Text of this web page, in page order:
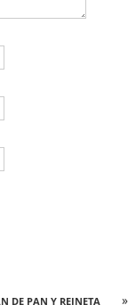
DE PAN Y REINETA »